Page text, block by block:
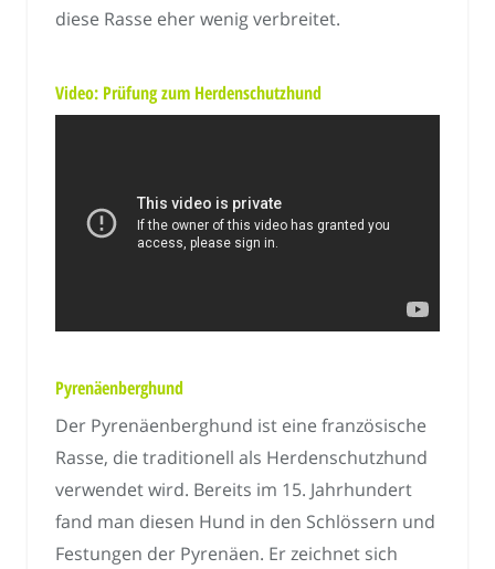
diese Rasse eher wenig verbreitet.
Video: Prüfung zum Herdenschutzhund
Pyrenäenberghund
Der Pyrenäenberghund ist eine französische
Rasse, die traditionell als Herdenschutzhund
verwendet wird. Bereits im 15. Jahrhundert
fand man diesen Hund in den Schlössern und
Festungen der Pyrenäen. Er zeichnet sich